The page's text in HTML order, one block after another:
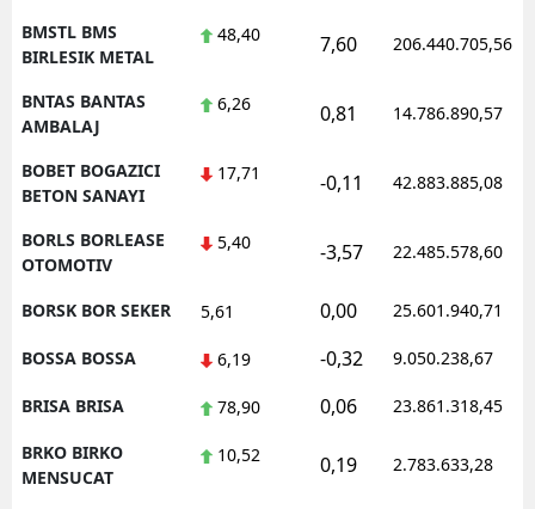
BMSTL BMS
BIRLESIK METAL
48,40 7,60 206.440.705,56
BNTAS BANTAS
AMBALAJ
6,26 0,81 14.786.890,57
BOBET BOGAZICI
BETON SANAYI
17,71 -0,11 42.883.885,08
BORLS BORLEASE
OTOMOTIV
5,40 -3,57 22.485.578,60
BORSK BOR SEKER 5,61 0,00 25.601.940,71
BOSSA BOSSA 6,19 -0,32 9.050.238,67
BRISA BRISA 78,90 0,06 23.861.318,45
BRKO BIRKO
MENSUCAT
10,52 0,19 2.783.633,28